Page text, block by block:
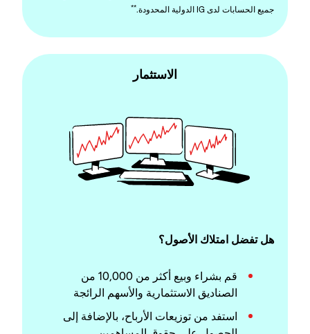
جميع الحسابات لدى IG الدولية المحدودة.
**
الاستثمار
هل تفضل امتلاك الأصول؟
قم بشراء وبيع أكثر من 10,000 من
الصناديق الاستثمارية والأسهم الرائجة
استفد من توزيعات الأرباح، بالإضافة إلى